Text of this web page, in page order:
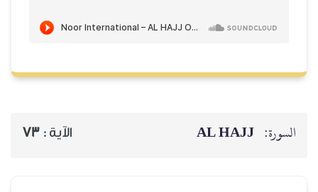
السورة: AL HAJJ الآية : 73